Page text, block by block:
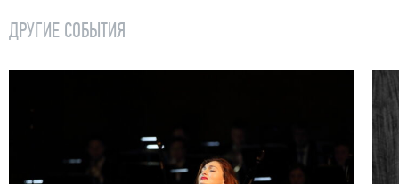
ДРУГИЕ СОБЫТИЯ